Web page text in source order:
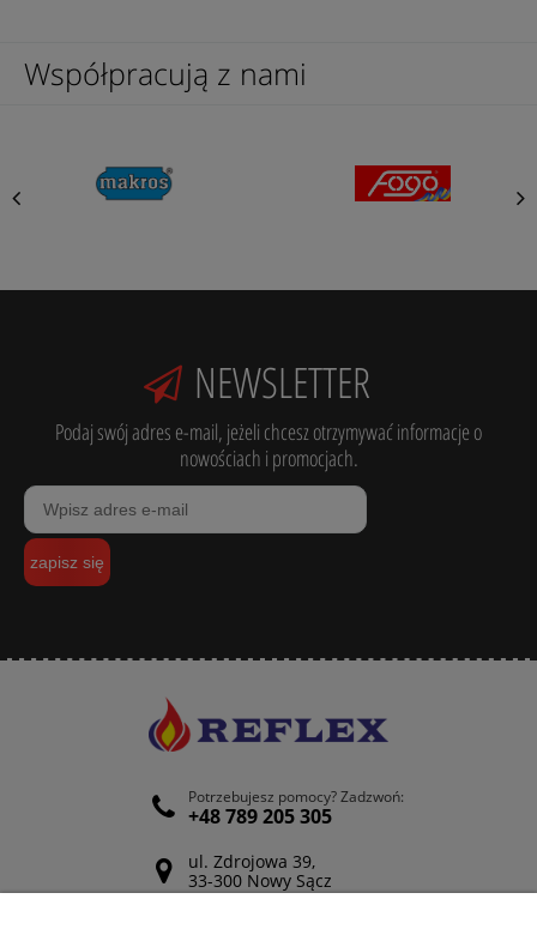
Współpracują z nami
NEWSLETTER
Podaj swój adres e-mail, jeżeli chcesz otrzymywać informacje o
nowościach i promocjach.
zapisz się
Potrzebujesz pomocy? Zadzwoń:
+48 789 205 305
ul. Zdrojowa 39,
33-300 Nowy Sącz